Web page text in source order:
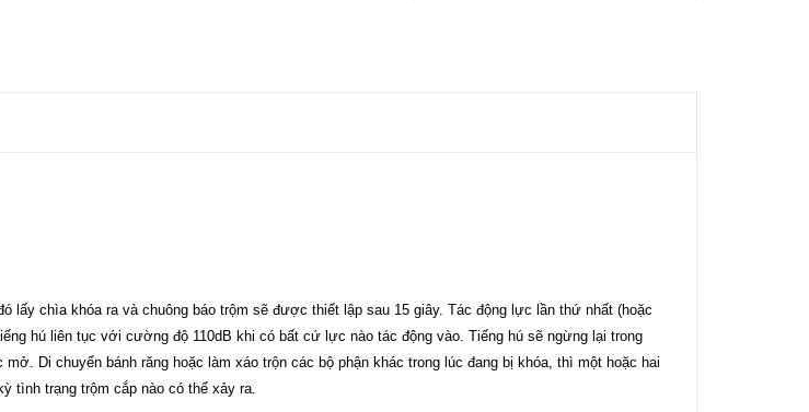
chìa khóa ra và chuông báo trộm sẽ được thiết lập sau 15 giây. Tác động lực lần thứ nhất (hoặc
hú liên tục với cường độ 110dB khi có bất cứ lực nào tác động vào. Tiếng hú sẽ ngừng lại trong
Di chuyển bánh răng hoặc làm xáo trộn các bộ phận khác trong lúc đang bị khóa, thì một hoặc hai
tình trạng trộm cắp nào có thể xảy ra.